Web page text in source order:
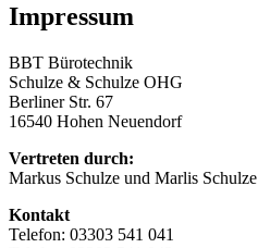
Impressum
BBT Bürotechnik
Schulze & Schulze OHG
Berliner Str. 67
16540 Hohen Neuendorf
Vertreten durch:
Markus Schulze und Marlis Schulze
Kontakt
Telefon: 03303 541 041